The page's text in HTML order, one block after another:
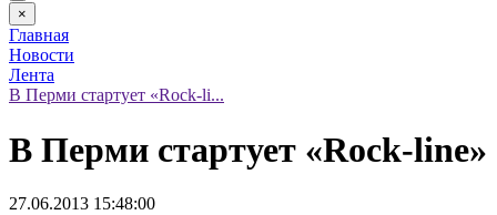
×
Главная
Новости
Лента
В Перми стартует «Rock-li...
В Перми стартует «Rock-line»
27.06.2013 15:48:00